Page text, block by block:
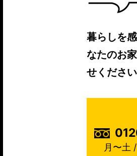
暮らしを
なたのお
せください
月〜土